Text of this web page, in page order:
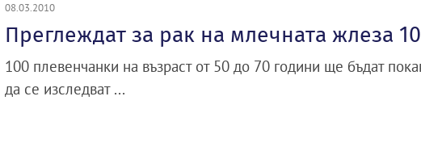
08.03.2010
Преглеждат за рак на млечната жлеза
100 плевенчанки на възраст от 50 до 70 години ще бъдат
да се изследват ...